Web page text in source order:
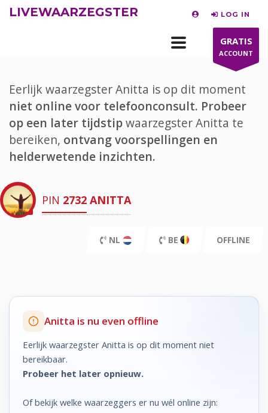
LIVEWAARZEGSTER LOG IN
GRATIS
ACCOUNT
Eerlijk waarzegster Anitta is op dit moment
niet online voor telefoonconsult. Probeer
op een later tijdstipwaarzegster Anitta te
bereiken, ontvang voorspellingen en
helderwetende inzichten.
PIN 2732 ANITTA
NL BE OFFLINE
Anitta is nu even offline
Eerlijk waarzegster Anitta is op dit moment niet
bereikbaar.
Probeer het later opnieuw.
Of bekijk welke waarzeggers er nu wél online zijn: